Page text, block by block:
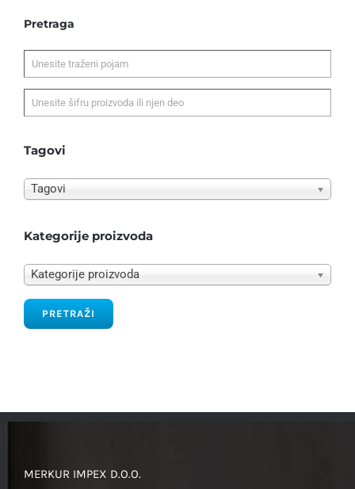
Pretraga
Tagovi
Tagovi
Kategorije proizvoda
Kategorije proizvoda
PRETRAŽI
MERKUR IMPEX D.O.O.